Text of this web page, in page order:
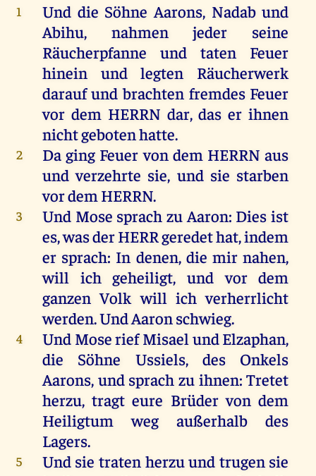
1 Und die Söhne Aarons, Nadab und
Abihu, nahmen jeder
seine
Räucherpfanne und taten
Feuer
hinein
und legten Räucherwerk
darauf und brachten fremdes Feuer
vor dem HERRN dar,das er ihnen
nichtgebotenhatte.
2 Da ging Feuer von dem HERRN aus
und verzehrte sie, und sie starben
vordem HERRN.
3 Und Mose sprach zu Aaron: Dies ist
es,wasderHERRgeredethat,indem
er sprach: In denen, die mir nahen,
will ich geheiligt, und vor dem
ganzen Volk will ichverherrlicht
werden.UndAaronschwieg.
4 Und Moserief Misael undElzaphan,
die
Söhne Ussiels, desOnkels
Aarons, und sprach zu ihnen:Tretet
herzu,tragt eure Brüder von dem
Heiligtum
weg außerhalb
des
Lagers.
5 Und sie traten herzuund trugen sie